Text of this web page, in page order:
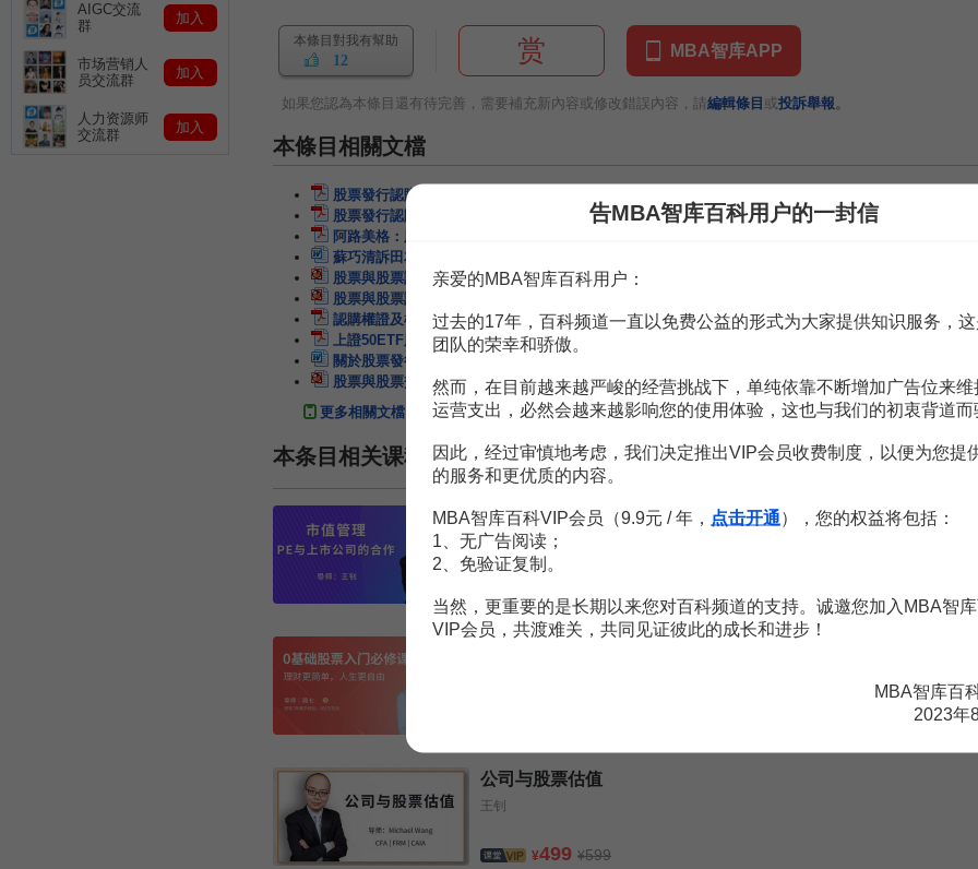
本條目對我有幫助
12 赏 MBA智库APP
如果您認為本條目還有待完善，需要補充新內容或修改錯誤內容，請編輯條目 或投訴舉報。
本條目相關文檔
股票發行認購不足的理論分析
股票發行認購不足的理論分析
阿路美格：股票發行股份認購方法
蘇巧清訴田友平用其居民身份證認購的股票認購糾紛案
股票與股票評價
11頁
股票與股票評價
認購權證及標的股票波動率的實證分析 3頁
上證50ETF股票認購優化策略研究 9頁
關於股票發行與認購方式的暫行規定
股票與股票交易所 21頁
更多相關文檔
本条目相关课程
市值管理-PE与上市公司的合作
王钊
199
公司与股票估值
王钊
¥499 ¥599
AIGC交流
群
加入
市场营销人
员交流群
加入
人力资源师
交流群
加入
告MBA智库百科用户的一封信
亲爱的MBA智库百科用户：
过去的17年，百科频道一直以免费公益的形式为大家提供知识服务，
团队的荣幸和骄傲。
然而，在目前越来越严峻的经营挑战下，单纯依靠不断增加广告位来维
运营支出，必然会越来越影响您的使用体验，这也与我们的初衷背道而
因此，经过审慎地考虑，我们决定推出VIP会员收费制度，以便为您提
的服务和更优质的内容。
MBA智库百科VIP会员（9.9元 / 年， 点击开通），您的权益将包括：
1、无广告阅读；
2、免验证复制。
当然，更重要的是长期以来您对百科频道的支持。诚邀您加入MBA智
VIP会员，共渡难关，共同见证彼此的成长和进步！
MBA智库百
2023年